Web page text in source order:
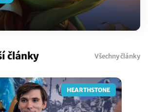
články Všechny články
HEARTHSTONE